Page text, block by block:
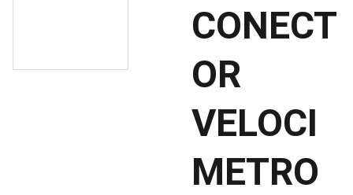
CONECT
OR
VELOCI
METRO